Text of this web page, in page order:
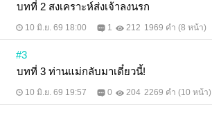
บทที่ 2 สงเคราะห์ส่งเจ้าลงนรก
10 มิ.ย. 69 18:00 1 212 1969 คำ (8 หน้า)
#3
บทที่ 3 ท่านแม่กลับมาเดี๋ยวนี้!
10 มิ.ย. 69 19:57 0 204 2269 คำ (10 หน้า)